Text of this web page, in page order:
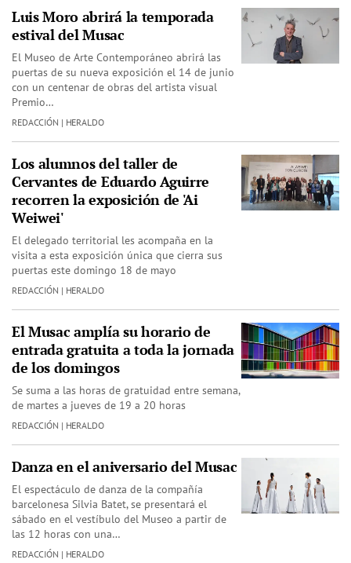
Luis Moro abrirá la temporada
estival del Musac
El Museo de Arte Contemporáneo abrirá las
puertas de su nueva exposición el 14 de junio
con un centenar de obras del artista visual
Premio…
REDACCIÓN | HERALDO
Los alumnos del taller de
Cervantes de Eduardo Aguirre
recorren la exposición de 'Ai
Weiwei'
El delegado territorial les acompaña en la
visita a esta exposición única que cierra sus
puertas este domingo 18 de mayo
REDACCIÓN | HERALDO
El Musac amplía su horario de
entrada gratuita a toda la jornada
de los domingos
Se suma a las horas de gratuidad entre semana,
de martes a jueves de 19 a 20 horas
REDACCIÓN | HERALDO
Danza en el aniversario del Musac
El espectáculo de danza de la compañía
barcelonesa Silvia Batet, se presentará el
sábado en el vestíbulo del Museo a partir de
las 12 horas con una…
REDACCIÓN | HERALDO